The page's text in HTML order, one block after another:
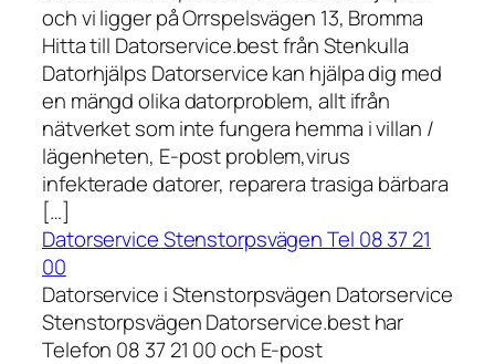
och vi ligger på Orrspelsvägen 13, Bromma
Hitta till Datorservice.best från Stenkulla
Datorhjälps Datorservice kan hjälpa dig med
en mängd olika datorproblem, allt ifrån
nätverket som inte fungera hemma i villan /
lägenheten, E-post problem,virus
infekterade datorer, reparera trasiga bärbara
[…]
Datorservice Stenstorpsvägen Tel 08 37 21
00
Datorservice i Stenstorpsvägen Datorservice
Stenstorpsvägen Datorservice.best har
Telefon 08 37 21 00 och E-post